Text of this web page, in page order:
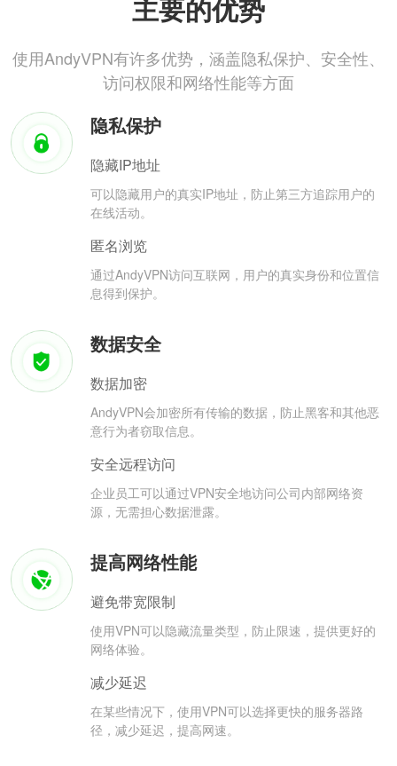
主要的优势
使用AndyVPN有许多优势，涵盖隐私保护、安全性、
访问权限和网络性能等方面
隐私保护
隐藏IP地址
可以隐藏用户的真实IP地址，防止第三方追踪用户的
在线活动。
匿名浏览
通过AndyVPN访问互联网，用户的真实身份和位置信
息得到保护。
数据安全
数据加密
AndyVPN会加密所有传输的数据，防止黑客和其他恶
意行为者窃取信息。
安全远程访问
企业员工可以通过VPN安全地访问公司内部网络资
源，无需担心数据泄露。
提高网络性能
避免带宽限制
使用VPN可以隐藏流量类型，防止限速，提供更好的
网络体验。
减少延迟
在某些情况下，使用VPN可以选择更快的服务器路
径，减少延迟，提高网速。